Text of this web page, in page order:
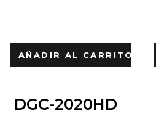
AÑADIR AL CARRITO
DGC-2020HD